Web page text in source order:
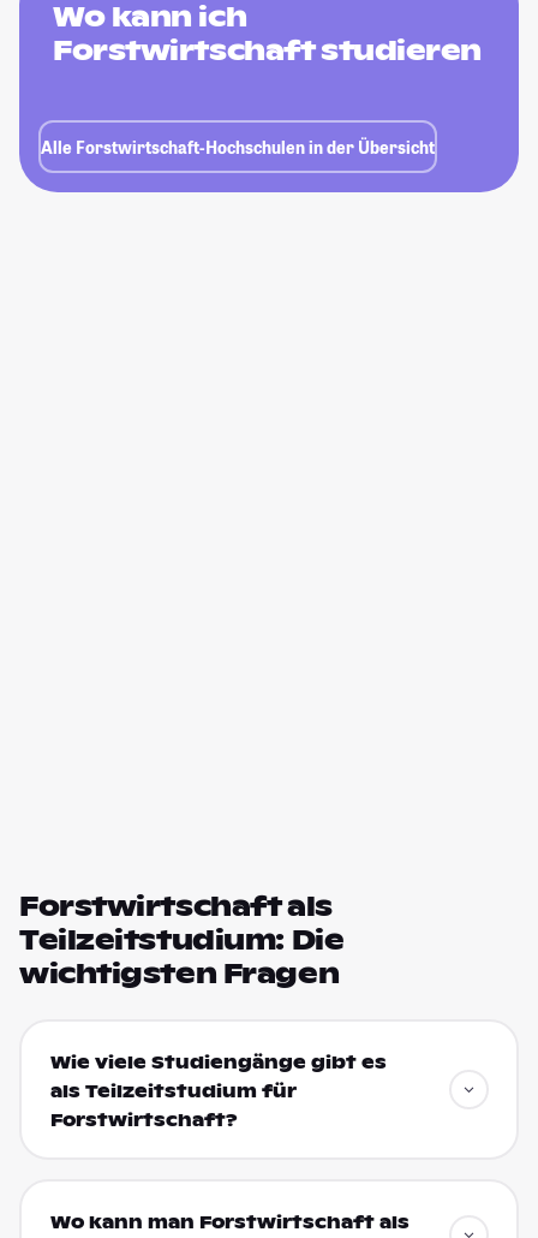
Wo kann ich
Forstwirtschaft studieren
Alle Forstwirtschaft-Hochschulen in der Übersicht
Forstwirtschaft als
Teilzeitstudium: Die
wichtigsten Fragen
Wie viele Studiengänge gibt es
als Teilzeitstudium für
Forstwirtschaft?
Wo kann man Forstwirtschaft als